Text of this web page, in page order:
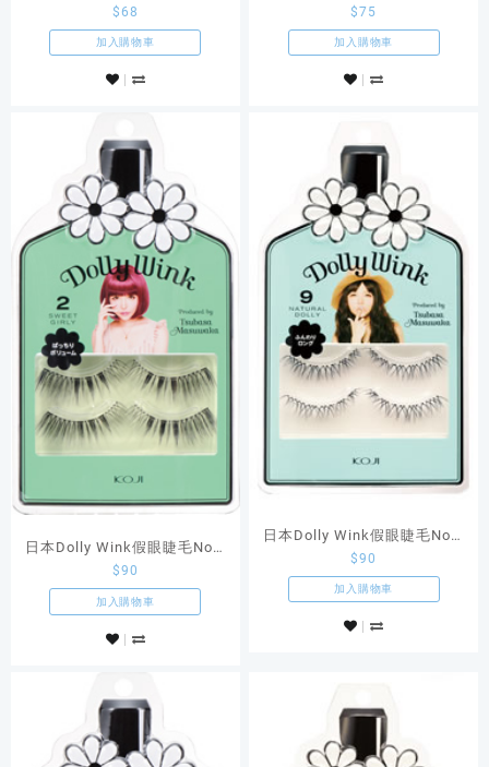
睫毛組
$68
加入購物車
副日本Classe
$75
加入購物車
日本Dolly Wink假眼睫毛No.2
上睫毛款
$90
加入購物車
日本Dolly Wink假眼睫毛No.9
上睫毛款
$90
加入購物車